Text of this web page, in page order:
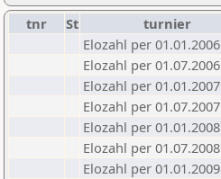
tnr St turnier
Elozahl per 01.01.2006
Elozahl per 01.07.2006
Elozahl per 01.01.2007
Elozahl per 01.07.2007
Elozahl per 01.01.2008
Elozahl per 01.07.2008
Elozahl per 01.01.2009